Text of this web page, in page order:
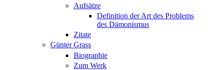
Aufsätze
Definition der Art des Problems
des Dämonismus
Zitate
Günter Grass
Biographie
Zum Werk